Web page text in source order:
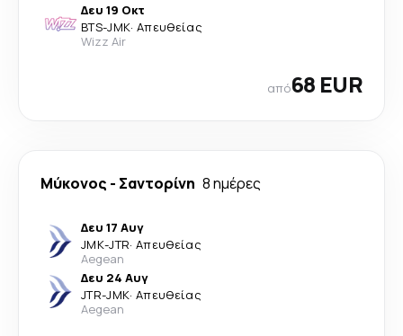
Δευ 19 Οκτ
BTS-JMK· Απευθείας
Wizz Air
από68 EUR
Μύκονος - Σαντορίνη 8 ημέρες
Δευ 17 Αυγ
JMK-JTR· Απευθείας
Aegean
Δευ 24 Αυγ
JTR-JMK· Απευθείας
Aegean